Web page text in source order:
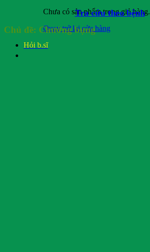
Chưa có sản phẩm trong giỏ hàng.
Quay trở lại cửa hàng
Hỏi b.sĩ
Tra cứu theo bệnh
Chủ đề: Chướng bụng